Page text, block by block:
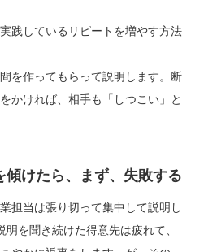
践しているリピートを増やす方法
を作ってもらって説明します。断
かければ、相手も「しつこい」と
傾けたら、まず、失敗する
担当は張り切って集中して説明し
を聞き続けた得意先は疲れて、